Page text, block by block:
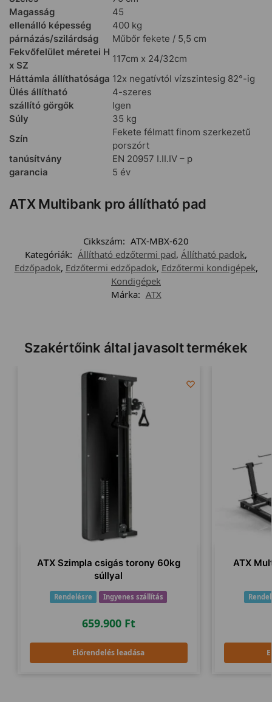
Magasság
45
ellenálló képesség
400 kg
párnázás/szilárdság
Műbőr fekete / 5,5 cm
Fekvőfelület méretei H
x SZ
117cm x 24/32cm
Háttámla állíthatósága 12x negatívtól vízszintesig 82°-ig
Ülés állítható
4-szeres
szállító görgők
Igen
Súly
35 kg
Szín
Fekete félmatt finom szerkezetű
porszórt
tanúsítvány
EN 20957 I.II.IV – p
garancia
5 év
ATX Multibank pro állítható pad
Cikkszám: ATX-MBX-620
Kategóriák: Állítható edzőtermi pad, Állítható padok,
Edzőpadok, Edzőtermi edzőpadok, Edzőtermi kondigépek,
Kondigépek
Márka: ATX
Szakértőink által javasolt termékek
ATX Szimpla csigás torony 60kg
súllyal
Rendelésre Ingyenes szállítás
659.900 Ft
Előrendelés leadása
ATX